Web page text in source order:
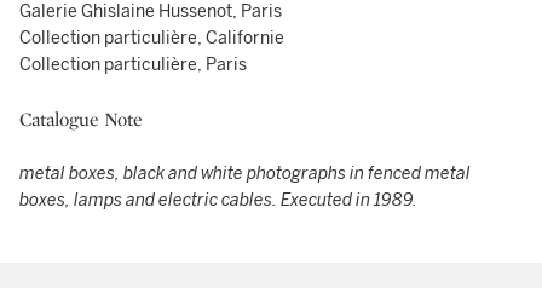
Galerie Ghislaine Hussenot, Paris
Collection particulière, Californie
Collection particulière, Paris
Catalogue Note
metal boxes, black and white photographs in fenced metal
boxes, lamps and electric cables. Executed in 1989.